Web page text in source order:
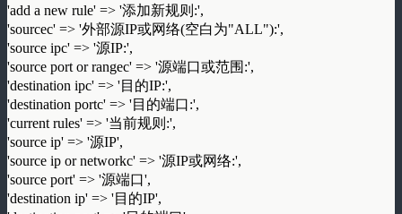
'add a new rule' => '添加新规则:',
'sourcec' => '外部源IP或网络(空白为"ALL"):',
'source ipc' => '源IP:',
'source port or rangec' => '源端口或范围:',
'destination ipc' => '目的IP:',
'destination portc' => '目的端口:',
'current rules' => '当前规则:',
'source ip' => '源IP',
'source ip or networkc' => '源IP或网络:',
'source port' => '源端口',
'destination ip' => '目的IP',